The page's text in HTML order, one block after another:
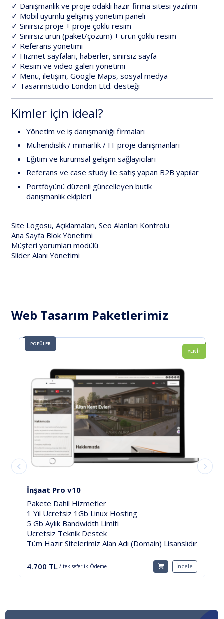
✓ Danışmanlık ve proje odaklı hazır firma sitesi yazılımı
✓ Mobil uyumlu gelişmiş yönetim paneli
✓ Sınırsız proje + proje çoklu resim
✓ Sınırsız ürün (paket/çözüm) + ürün çoklu resim
✓ Referans yönetimi
✓ Hizmet sayfaları, haberler, sınırsız sayfa
✓ Resim ve video galeri yönetimi
✓ Menü, iletişim, Google Maps, sosyal medya
✓ Tasarımstudio London Ltd. desteği
Kimler için ideal?
Yönetim ve iş danışmanlığı firmaları
Mühendislik / mimarlık / IT proje danışmanları
Eğitim ve kurumsal gelişim sağlayıcıları
Referans ve case studyile satış yapan B2B yapılar
Portföyünü düzenli güncelleyen butik
danışmanlıkekipleri
Site Logosu, Açıklamaları, Seo Alanları Kontrolu
Ana Sayfa Blok Yönetimi
Müşteri yorumları modülü
Slider Alanı Yönetimi
Web Tasarım Paketlerimiz
POPÜLER
YENİ VE POPULER
İnşaat Gold 2025
Pakete Dahil Hizmetler
500 Mb Linux Hosting
5 Gb Aylık Bandwidth Limiti
7/24 Ücretsiz Teknik Destek
Tüm Hazır Sitelerimiz Alan Adı (Domain) Lisanslıdır
3.800 TL / tek seferlik Ödeme İncele